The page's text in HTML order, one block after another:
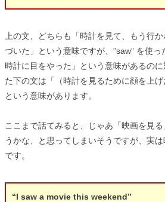
上の文、どちらも「時計を見て、もう行
づいた」という意味ですが、”saw” を使
時計に目をやった」という意味があるの
た下の文は「（時計を見るために顔を上げ
という意味があります。
ここまで話てみると、じゃあ「映画を見
うかな、と思ってしまいそうですが、実
です。
“I saw a movie this weekend”